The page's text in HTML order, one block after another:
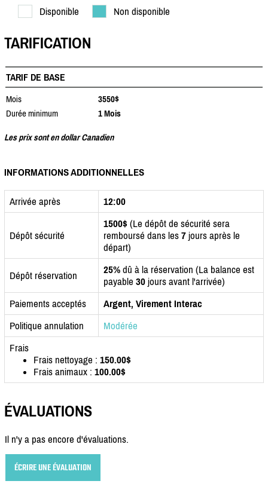
Disponible Non disponible
TARIFICATION
TARIF DE BASE
Mois
3550$
Durée minimum
1 Mois
Les prix sont en dollar Canadien
INFORMATIONS ADDITIONNELLES
Arrivée après 12:00
Dépôt sécurité
1500$ (Le dépôt de sécurité sera
remboursé dans les 7 jours après le
départ)
Dépôt réservation 25% dû à la réservation (La balance est
payable 30 jours avant l'arrivée)
Paiements acceptés
Argent, Virement Interac
Politique annulation
Modérée
Frais
Frais nettoyage : 150.00$
Frais animaux : 100.00$
ÉVALUATIONS
Il n'y a pas encore d'évaluations.
ÉCRIRE UNE ÉVALUATION